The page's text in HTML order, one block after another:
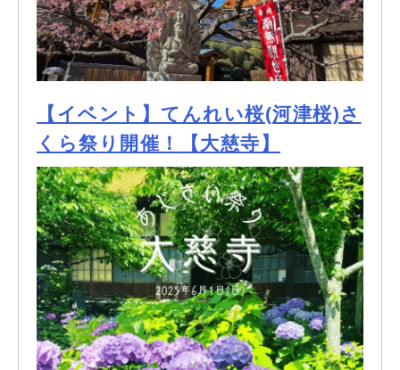
【イベント】てんれい桜(河津桜)さ
くら祭り開催！【大慈寺】